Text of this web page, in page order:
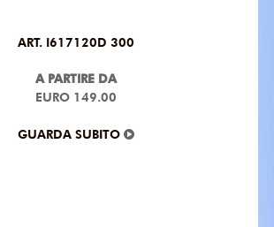
ART. I617120D 300
A PARTIRE DA
EURO 149.00
GUARDA SUBITO